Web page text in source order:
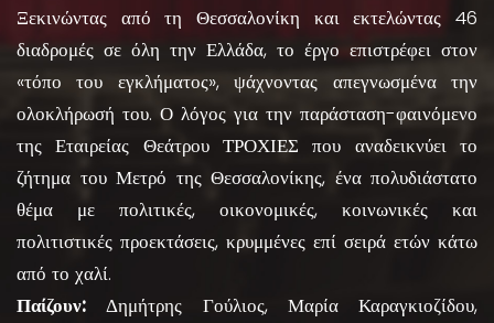
Ξεκινώντας από τη Θεσσαλονίκη και εκτελώντας 46
διαδρομές σε όλη την Ελλάδα, το έργο επιστρέφει στον
«τόπο του εγκλήματος», ψάχνοντας απεγνωσμένα την
ολοκλήρωσή του. Ο λόγος για την παράσταση-φαινόμενο
της Εταιρείας Θεάτρου ΤΡΟΧΙΕΣ που αναδεικνύει το
ζήτημα του Μετρό της Θεσσαλονίκης, ένα πολυδιάστατο
θέμα με πολιτικές, οικονομικές, κοινωνικές και
πολιτιστικές προεκτάσεις, κρυμμένες επί σειρά ετών κάτω
από το χαλί.
Παίζουν: Δημήτρης Γούλιος, Μαρία Καραγκιοζίδου,